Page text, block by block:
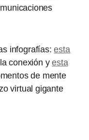
infografías:esta
conexión yesta
de mente
virtual gigante